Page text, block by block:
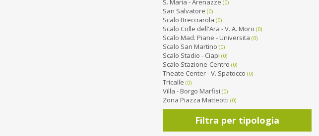
S. Maria - Arenazze (0)
San Salvatore (0)
Scalo Brecciarola (0)
Scalo Colle dell'Ara - V. A. Moro (0)
Scalo Mad. Piane - Universita (0)
Scalo San Martino (0)
Scalo Stadio - Ciapi (0)
Scalo Stazione-Centro (0)
Theate Center - V. Spatocco (0)
Tricalle (0)
Villa - Borgo Marfisi (0)
Zona Piazza Matteotti (0)
Filtra per tipologia